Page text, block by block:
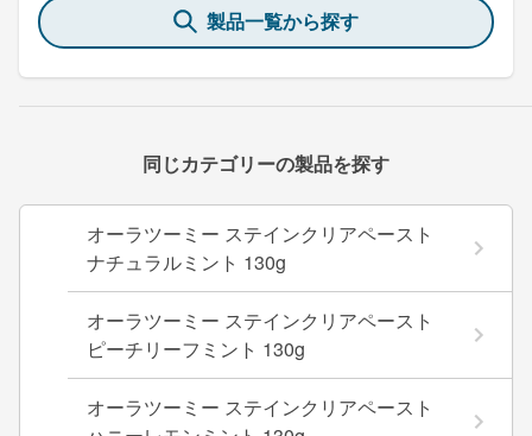
製品一覧から探す
同じカテゴリーの製品を探す
オーラツーミー ステインクリアペースト
ナチュラルミント 130g
オーラツーミー ステインクリアペースト
ピーチリーフミント 130g
オーラツーミー ステインクリアペースト